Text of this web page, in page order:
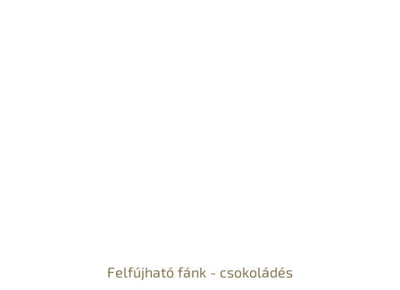
Felfújható fánk - csokoládés